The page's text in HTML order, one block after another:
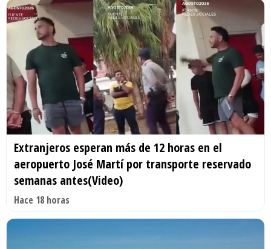
Extranjeros esperan más de 12 horas en el
aeropuerto José Martí por transporte reservado
semanas antes(Video)
Hace 18 horas